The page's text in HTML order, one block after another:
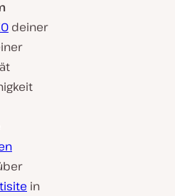
deiner
in